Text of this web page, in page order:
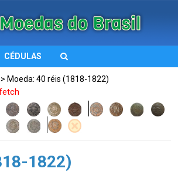
CÉDULAS
> Moeda: 40 réis (1818-1822)
1822)